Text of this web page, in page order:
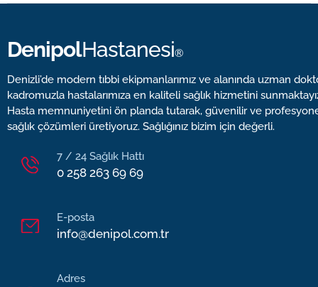
DenipolHastanesi®
Denizli’de modern tıbbi ekipmanlarımız ve alanında uzman
kadromuzla hastalarımıza en kaliteli sağlık hizmetini
Hasta memnuniyetini ön planda tutarak, güvenilir ve
sağlık çözümleri üretiyoruz. Sağlığınız bizim için değerli.
7 / 24 Sağlık Hattı
0 258 263 69 69
E-posta
info@denipol.com.tr
Adres